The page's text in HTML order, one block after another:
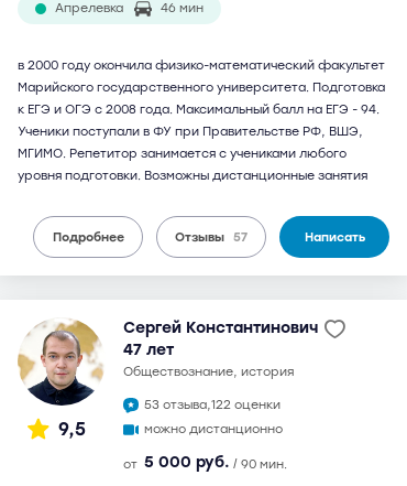
Апрелевка 46 мин
в 2000 году окончила физико-математический факультет
Марийского государственного университета. Подготовка
к ЕГЭ и ОГЭ с 2008 года. Максимальный балл на ЕГЭ - 94.
Ученики поступали в ФУ при Правительстве РФ, ВШЭ,
МГИМО. Репетитор занимается с учениками любого
уровня подготовки. Возможны дистанционные занятия
Подробнее Отзывы 57 Написать
9,5
Сергей Константинович
47 лет
обществознание, история
53 отзыва,122 оценки
можно дистанционно
от 5 000 руб. / 90 мин.